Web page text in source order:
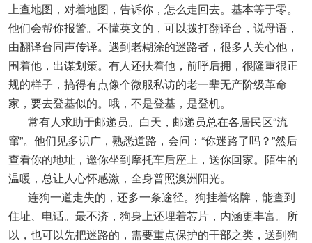
上查地图，对着地图，告诉你，怎么走回去。基本等于零。
他们会帮你报警。不懂英文的，可以拨打翻译台，说母语，
由翻译台同声传译。遇到老糊涂的迷路者，很多人关心他，
围着他，出谋划策。有人还扶着他，前呼后拥，很隆重很正
规的样子，搞得有点像个微服私访的老一辈无产阶级革命
家，要去登基似的。哦，不是登基，是登机。
常有人求助于邮递员。白天，邮递员总在各居民区“流
窜”。他们见多识广，熟悉道路，会问：“你迷路了吗？”然后
查看你的地址，邀你坐到摩托车后座上，送你回家。陌生的
温暖，总让人心怀感激，全身普照澳洲阳光。
连狗一道走失的，还多一条途径。狗挂着铭牌，能查到
住址、电话。最不济，狗身上还埋着芯片，内涵更丰富。所
以，也可以先把迷路的，需要重点保护的干部之类，送到狗